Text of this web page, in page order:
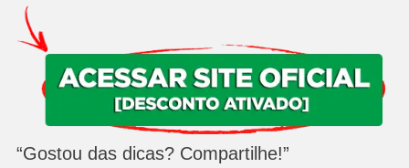
“Gostou das dicas? Compartilhe!”